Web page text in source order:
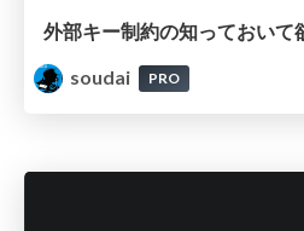
soudai
PRO